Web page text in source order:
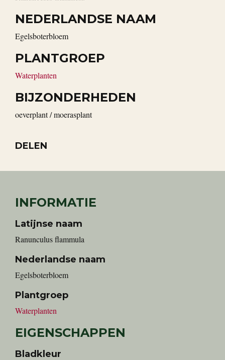
NEDERLANDSE NAAM
egelsboterbloem
PLANTGROEP
Waterplanten
BIJZONDERHEDEN
oeverplant / moerasplant
DELEN
INFORMATIE
Latijnse naam
Ranunculus flammula
Nederlandse naam
egelsboterbloem
Plantgroep
Waterplanten
EIGENSCHAPPEN
Bladkleur